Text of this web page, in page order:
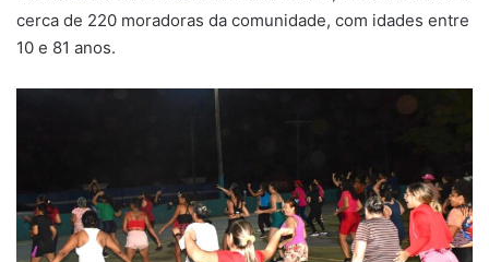
cerca de 220 moradoras da comunidade, com idades entre
10 e 81 anos.